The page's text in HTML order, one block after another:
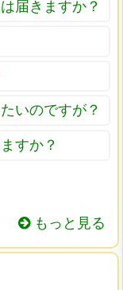
届きますか？
いのですが？
すか？
もっと見る